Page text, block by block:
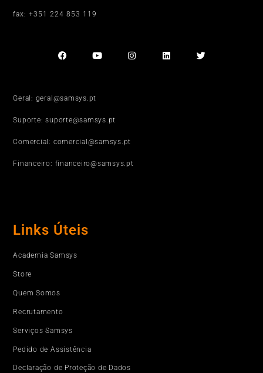
fax: +351 224 853 119
Geral: geral@samsys.pt
Suporte: suporte@samsys.pt
Comercial: comercial@samsys.pt
Financeiro: financeiro@samsys.pt
Links Úteis
Academia Samsys
Store
Quem Somos
Recrutamento
Serviços Samsys
Pedido de Assistência
Declaração de Proteção de Dados